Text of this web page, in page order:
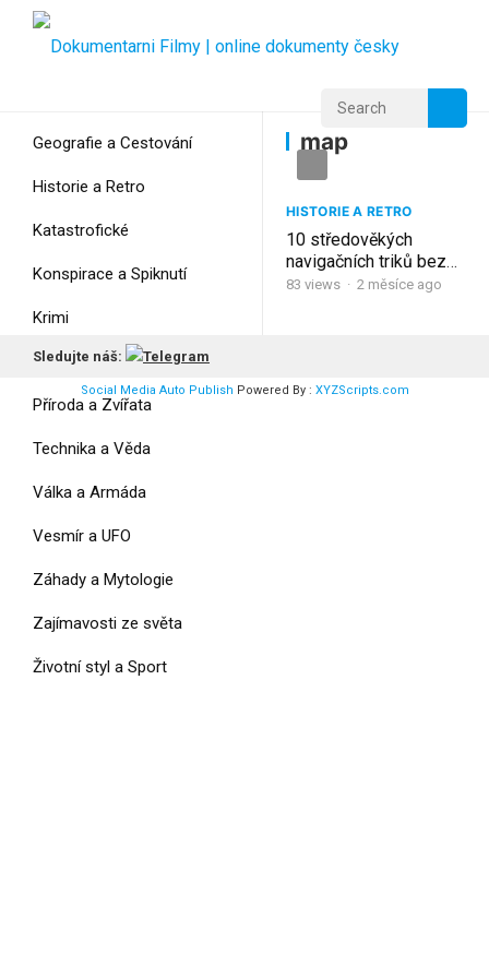
Geografie a Cestování
Historie a Retro
Katastrofické
Konspirace a Spiknutí
Krimi
Myšlení
Příroda a Zvířata
Technika a Věda
Válka a Armáda
Vesmír a UFO
Záhady a Mytologie
Zajímavosti ze světa
Životní styl a Sport
map
map
HISTORIE A RETRO
10 středověkých
navigačních triků bez
map
83 views · 2 měsíce ago
Sledujte náš:
Social Media Auto Publish Powered By : XYZScripts.com